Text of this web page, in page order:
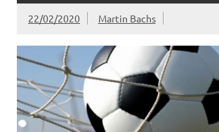
22/02/2020 Martin Bachs